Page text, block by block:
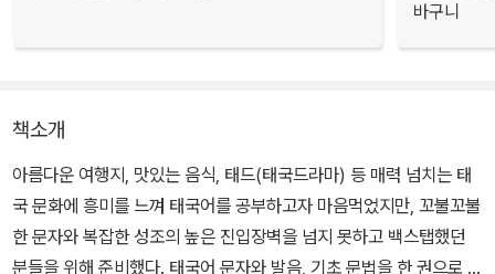
바구니
책소개
아름다운 여행지, 맛있는 음식, 태드(태국드라마) 등 매력 넘치는 태
국 문화에 흥미를 느껴 태국어를 공부하고자 마음먹었지만, 꼬불꼬불
한 문자와 복잡한 성조의 높은 진입장벽을 넘지 못하고 백스탭했던
분들을 위해 준비했다. 태국어 문자와 발음, 기초 문법을 한 권으로 끝